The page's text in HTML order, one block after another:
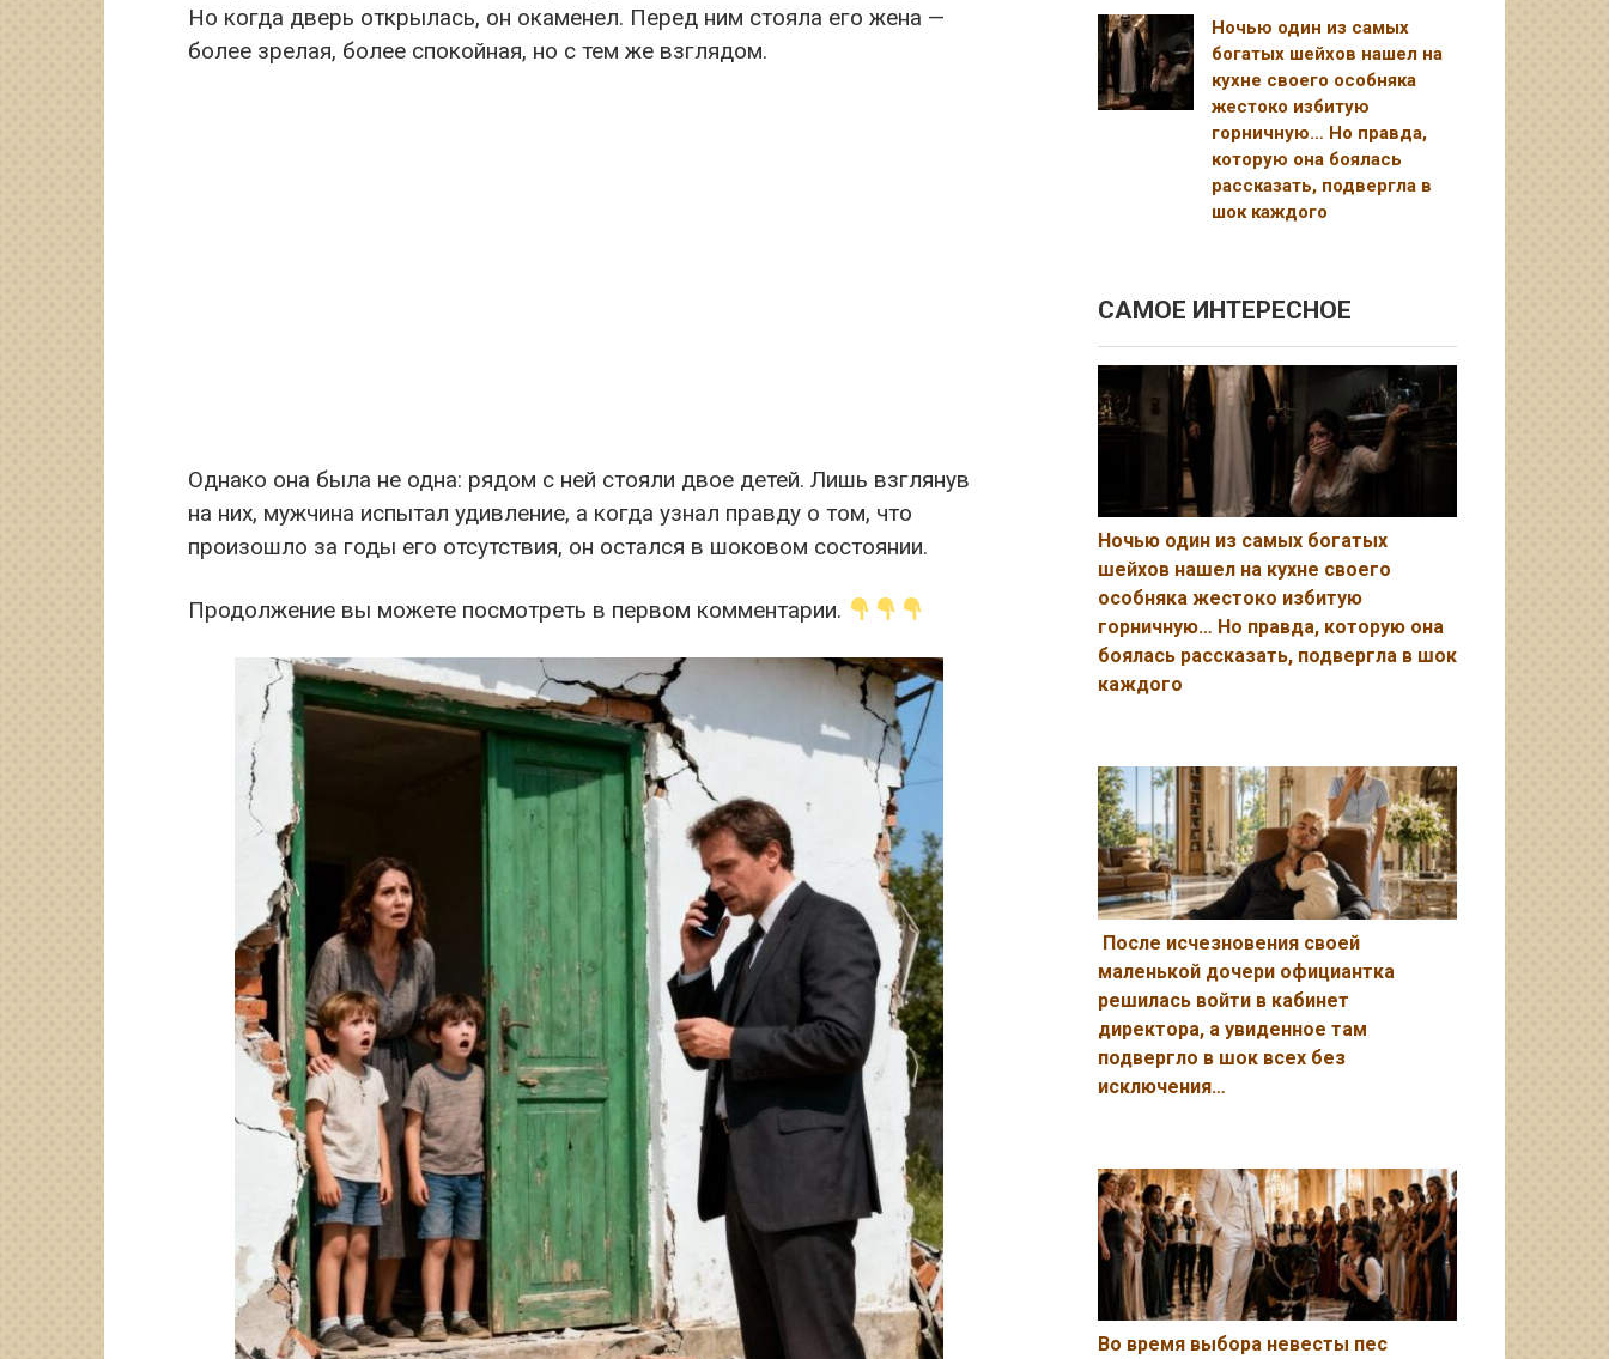
Но когда дверь открылась, он окаменел. Перед ним стояла его жена —
более зрелая, более спокойная, но с тем же взглядом.
Однако она была не одна: рядом с ней стояли двое детей. Лишь взглянув
на них, мужчина испытал удивление, а когда узнал правду о том, что
произошло за годы его отсутствия, он остался в шоковом состоянии.
Продолжение вы можете посмотреть в первом комментарии.
Ночью один из самых
богатых шейхов нашел на
кухне своего особняка
жестоко избитую
горничную… Но правда,
которую она боялась
рассказать, подвергла в
шок каждого
САМОЕ ИНТЕРЕСНОЕ
Ночью один из самых богатых
шейхов нашел на кухне своего
особняка жестоко избитую
горничную… Но правда, которую она
боялась рассказать, подвергла в шок
каждого
После исчезновения своей
маленькой дочери официантка
решилась войти в кабинет
директора, а увиденное там
подвергло в шок всех без
исключения…
Во время выбора невесты пес